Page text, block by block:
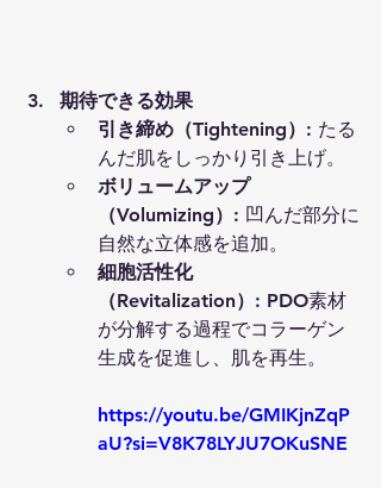
期待できる効果
引き締め（Tightening） : たる
んだ肌をしっかり引き上げ。
ボリュームアップ
（Volumizing） : 凹んだ部分に
自然な立体感を追加。
細胞活性化
（Revitalization） : PDO素材
が分解する過程でコラーゲン
生成を促進し、肌を再生。
https://youtu.be/GMIKjnZqP
aU?si=V8K78LYJU7OKuSNE